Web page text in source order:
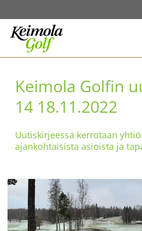
Keimola Golfin
14 18.11.2022
Uutiskirjeessä kerrotaan
ajankohtaisista asioista ja